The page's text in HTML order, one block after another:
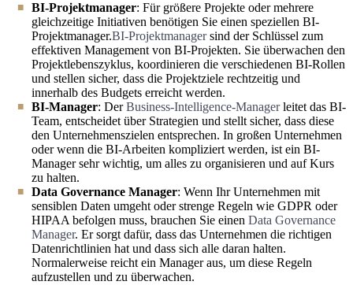
BI-Projektmanager: Für größere Projekte oder mehrere
gleichzeitige Initiativen benötigen Sie einen speziellen BI-
Projektmanager.BI-Projektmanagersind der Schlüssel zum
effektiven Management von BI-Projekten. Sie überwachen den
Projektlebenszyklus, koordinieren die verschiedenen BI-Rollen
und stellen sicher, dass die Projektziele rechtzeitig und
innerhalb des Budgets erreicht werden.
BI-Manager: DerBusiness-Intelligence-Managerleitet das BI-
Team, entscheidet über Strategien und stellt sicher, dass diese
den Unternehmenszielen entsprechen. In großen Unternehmen
oder wenn die BI-Arbeiten kompliziert werden, ist ein BI-
Manager sehr wichtig, um alles zu organisieren und auf Kurs
zu halten.
Data Governance Manager: Wenn Ihr Unternehmen mit
sensiblen Daten umgeht oder strenge Regeln wie GDPR oder
HIPAA befolgen muss, brauchen Sie einen Data Governance
Manager. Er sorgt dafür, dass das Unternehmen die richtigen
Datenrichtlinien hat und dass sich alle daran halten.
Normalerweise reicht ein Manager aus, um diese Regeln
aufzustellen und zu überwachen.